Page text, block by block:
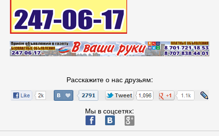
Расскажите о нас друзьям:
Мы в соцсетях:
ä æ è